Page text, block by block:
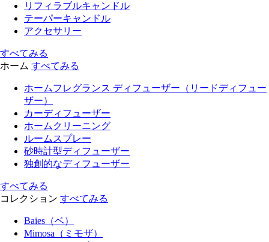
リフィラブルキャンドル
テーパーキャンドル
アクセサリー
すべてみる
ホーム すべてみる
ホームフレグランス ディフューザー（リードディフュー
ザー）
カーディフューザー
ホームクリーニング
ルームスプレー
砂時計型ディフューザー
独創的なディフューザー
すべてみる
コレクション すべてみる
Baies（ベ）
Mimosa（ミモザ）